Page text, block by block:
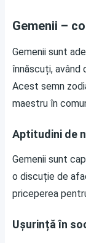
Gemenii –
Gemenii sunt
înnăscuți, având
Acest semn
maestru în
Aptitudini de
Gemenii sunt
o discuție de
priceperea
Ușurință în